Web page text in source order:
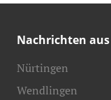
Nachrichten aus
Nürtingen
Wendlingen